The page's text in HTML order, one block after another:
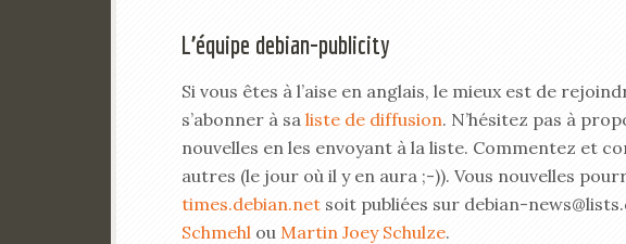
L’équipe debian-publicity
Si vous êtes à l’aise en anglais, le mieux est de
s’abonner à sa liste de diffusion. N’hésitez pas à
nouvelles en les envoyant à la liste. Commentez et
autres (le jour où il y en aura ;-)). Vous nouvelles
times.debian.net soit publiées sur debian-
Schmehl ou Martin Joey Schulze.